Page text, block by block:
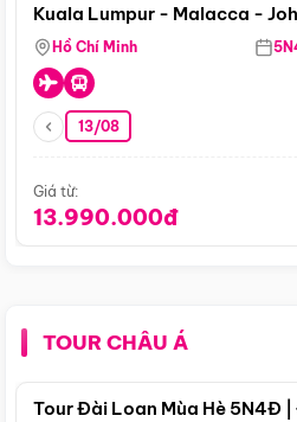
Kuala Lumpur - Malacca -
Singapore
Hồ Chí Minh
13/08
Giá từ:
13.990.000đ
TOUR CHÂU Á
Tour Đài Loan Mùa Hè 5N4Đ